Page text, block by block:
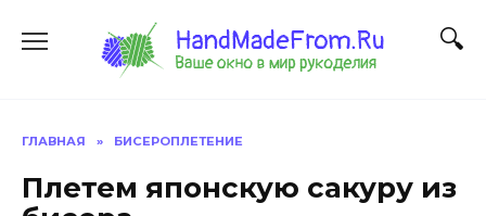
содержанию
ГЛАВНАЯ » БИСЕРОПЛЕТЕНИЕ
Плетем японскую сакуру из